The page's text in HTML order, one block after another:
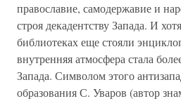
православие, самодержавие и
строя декадентству Запада. И
библиотеках еще стояли
внутренняя атмосфера стала
Запада. Символом этого
образования С. Уваров (автор